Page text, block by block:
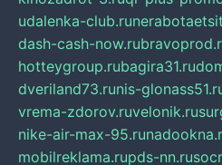
udalenka-club.ru
dash-cash-now.ru
hotteygroup.rubagira31.ru
dveriland73.runis-
vrema-zdorov.ruvelonik.ru
nike-air-max-95.ru
mobilreklama.rupds-nn.ru